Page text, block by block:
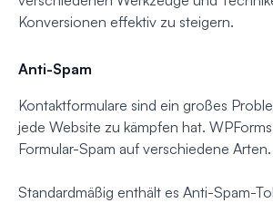
Konversionen effektiv zu steigern.
Anti-Spam
Kontaktformulare sind ein großes
jede Website zu kämpfen hat.
Formular-Spam auf verschiedene Arten.
Standardmäßig enthält es Anti-Spam-